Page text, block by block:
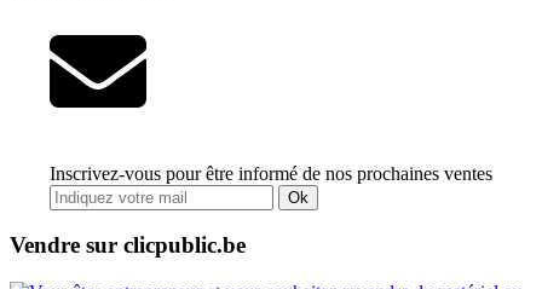
Inscrivez-vous pour être informé de nos prochaines ventes
Ok
Vendre sur clicpublic.be